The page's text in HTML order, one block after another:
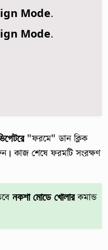
Mode.
Mode.
"ফরমে" ডান ক্লিক
কাজ শেষে ফরমটি সংরক্ষণ
নকশা মোডে খোলারকমান্ড